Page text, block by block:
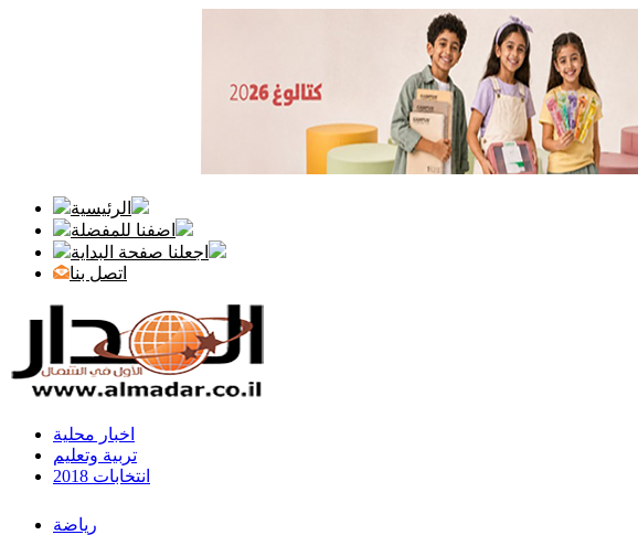
الرئيسية
اضفنا للمفضلة
اجعلنا صفحة البداية
اتصل بنا
اخبار محلية
تربية وتعليم
انتخابات 2018
رياضة